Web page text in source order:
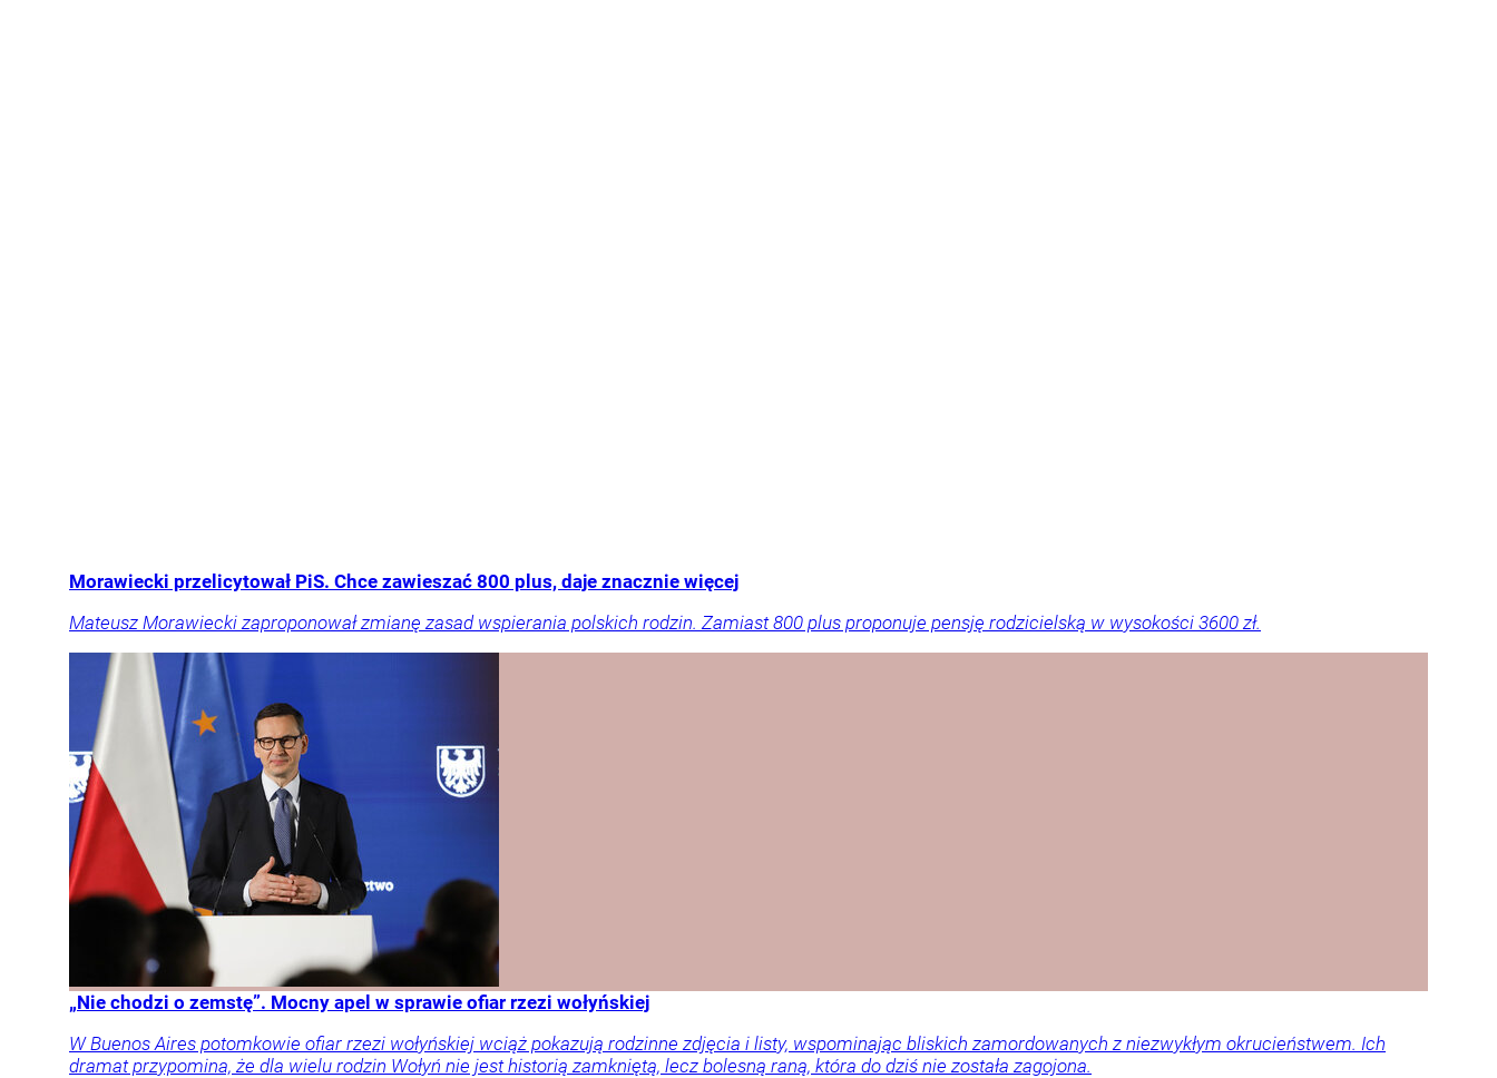
Morawiecki przelicytował PiS. Chce zawieszać 800 plus, daje znacznie więcej
Mateusz Morawiecki zaproponował zmianę zasad wspierania polskich rodzin. Zamiast 800 plus proponuje pensję rodzicielską w wysokości 3600 zł.
„Nie chodzi o zemstę”. Mocny apel w sprawie ofiar rzezi wołyńskiej
W Buenos Aires potomkowie ofiar rzezi wołyńskiej wciąż pokazują rodzinne zdjęcia i listy, wspominając bliskich zamordowanych z niezwykłym okrucieństwem. Ich
dramat przypomina, że dla wielu rodzin Wołyń nie jest historią zamkniętą, lecz bolesną raną, która do dziś nie została zagojona.